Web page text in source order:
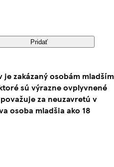
Pridať
zakázaný osobám mladším
sú výrazne ovplyvnené
za neuzavretú v
osoba mladšia ako 18